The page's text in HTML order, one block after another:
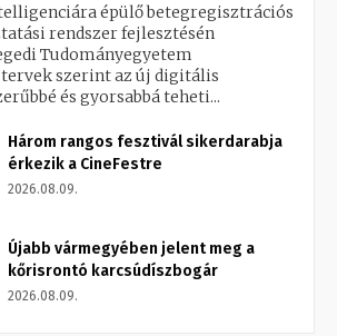
épülő betegregisztrációs
rendszer fejlesztésén
Tudományegyetem
szerint az új digitális
és gyorsabbá teheti...
Három rangos fesztivál sikerdarabja
érkezik a CineFestre
2026.08.09.
Újabb vármegyében jelent meg a
kőrisrontó karcsúdíszbogár
2026.08.09.